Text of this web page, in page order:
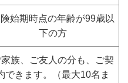
始期時点の年齢が99歳以
下の方
家族、ご友人の分も、ご契
できます。（最大10名ま